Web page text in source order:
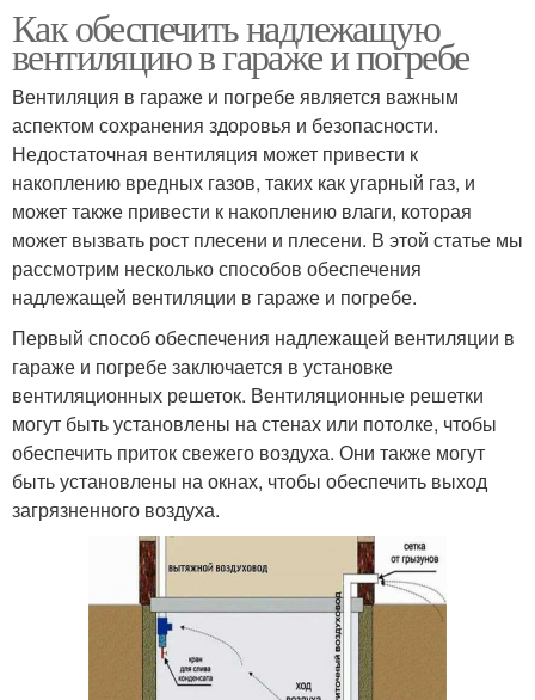
Как обеспечить надлежащую
вентиляцию в гараже и погребе
Вентиляция в гараже и погребе является важным
аспектом сохранения здоровья и безопасности.
Недостаточная вентиляция может привести к
накоплению вредных газов, таких как угарный газ, и
может также привести к накоплению влаги, которая
может вызвать рост плесени и плесени. В этой статье мы
рассмотрим несколько способов обеспечения
надлежащей вентиляции в гараже и погребе.
Первый способ обеспечения надлежащей вентиляции в
гараже и погребе заключается в установке
вентиляционных решеток. Вентиляционные решетки
могут быть установлены на стенах или потолке, чтобы
обеспечить приток свежего воздуха. Они также могут
быть установлены на окнах, чтобы обеспечить выход
загрязненного воздуха.